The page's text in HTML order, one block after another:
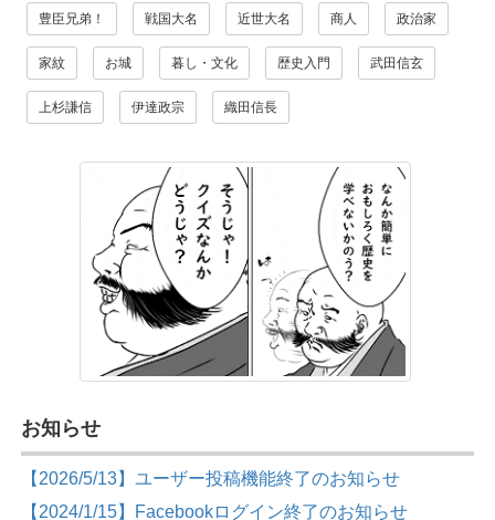
豊臣兄弟！ 戦国大名 近世大名 商人 政治家
家紋 お城 暮し・文化 歴史入門 武田信玄
上杉謙信 伊達政宗 織田信長
お知らせ
【2026/5/13】ユーザー投稿機能終了のお知らせ
【2024/1/15】Facebookログイン終了のお知らせ